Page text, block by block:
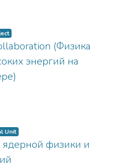
(Физика
энергий на
Unit
ядерной физики и